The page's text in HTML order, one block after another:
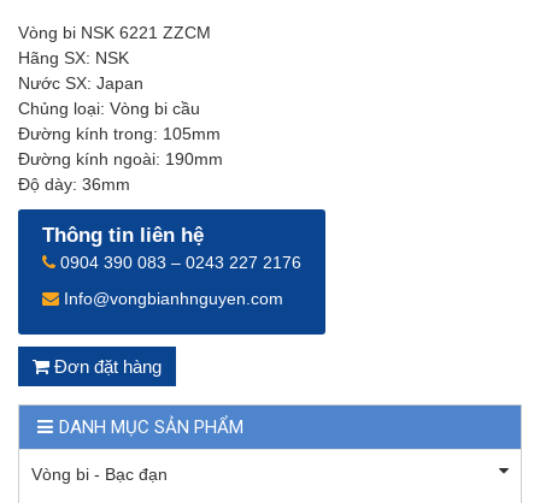
Vòng bi NSK 6221 ZZCM
Hãng SX: NSK
Nước SX: Japan
Chủng loại: Vòng bi cầu
Đường kính trong: 105mm
Đường kính ngoài: 190mm
Độ dày: 36mm
Thông tin liên hệ
0904 390 083 – 0243 227 2176
Info@vongbianhnguyen.com
Đơn đặt hàng
DANH MỤC SẢN PHẨM
Vòng bi - Bạc đạn